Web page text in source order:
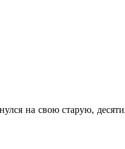
на свою старую,